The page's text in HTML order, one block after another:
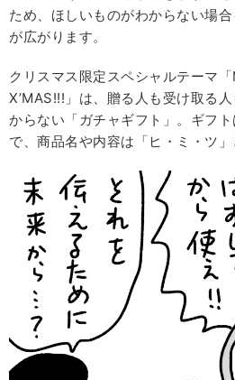
ため、ほしいものがわからない場
が広がります。
クリスマス限定スペシャルテーマ
X’MAS!!!」は、贈る人も受け取る
からない「ガチャギフト」。ギフト
で、商品名や内容は「ヒ・ミ・ツ」